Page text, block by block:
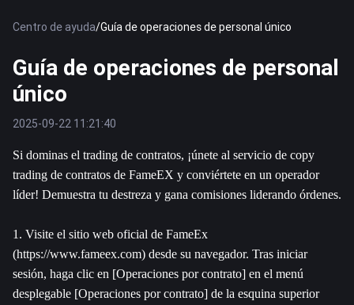
Centro de ayuda/Guía de operaciones de personal único
Guía de operaciones de personal
único
2025-09-22 11:21:40
Si dominas el trading de contratos, ¡únete al servicio de copy
trading de contratos de FameEX y conviértete en un operador
líder! Demuestra tu destreza y gana comisiones liderando órdenes.
1. Visite el sitio web oficial de FameEx
(https://www.fameex.com) desde su navegador. Tras iniciar
sesión, haga clic en [Operaciones por contrato] en el menú
desplegable [Operaciones por contrato] de la esquina superior